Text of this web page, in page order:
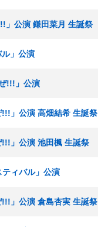
」公演 鎌田菜月 生誕祭
」公演
!!!」公演
」公演 高畑結希 生誕祭
」公演 池田楓 生誕祭
ィバル」公演
」公演 倉島杏実 生誕祭